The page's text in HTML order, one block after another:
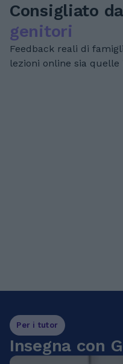
Consigliato da
genitori
Feedback reali di
lezioni online sia quelle
Per i tutor
Insegna con